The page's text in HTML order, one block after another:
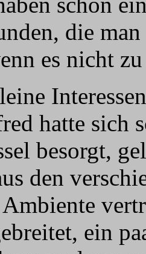
die
es nicht
hatte sich
besorgt,
den
ein